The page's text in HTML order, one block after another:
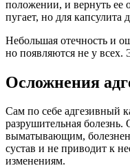
положении, и вернуть ее
пугает, но для капсулита
Небольшая отечность и
но появляются не у всех.
Осложнения
Сам по себе адгезивный
разрушительная
выматывающим,
сустав и не приводит к
изменениям.